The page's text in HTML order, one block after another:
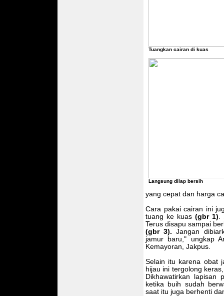
Tuangkan cairan di kuas
Langsung dilap bersih
yang cepat dan harga
Cara pakai cairan ini
tuang ke kuas (gbr 1)
Terus disapu sampai
(gbr 3). Jangan
jamur baru," ungkap
Kemayoran, Jakpus.
Selain itu karena obat
hijau ini tergolong
Dikhawatirkan lapisan
ketika buih sudah
saat itu juga berhenti